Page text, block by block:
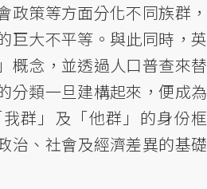
政策等方面分化不同族群，
巨大不平等。與此同時，英
概念，並透過人口普查來替
分類一旦建構起來，便成為
群」及「他群」的身份框
治、社會及經濟差異的基礎